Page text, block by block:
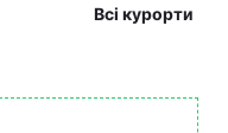
Всі курорти